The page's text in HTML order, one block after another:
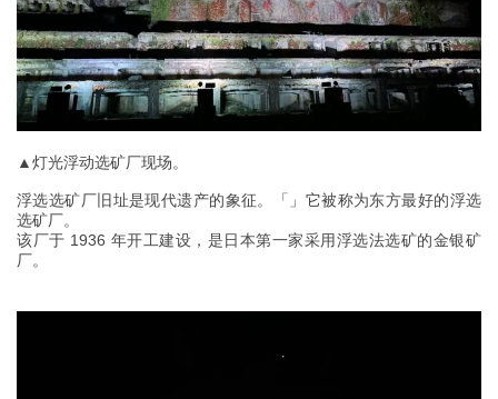
▲灯光浮动选矿厂现场。
浮选选矿厂旧址是现代遗产的象征。「」它被称为东方最好的浮选
选矿厂。
该厂于 1936 年开工建设，是日本第一家采用浮选法选矿的金银矿
厂。